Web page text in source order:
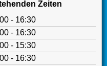
Zeiten
- 16:30
- 16:30
- 15:30
- 16:30